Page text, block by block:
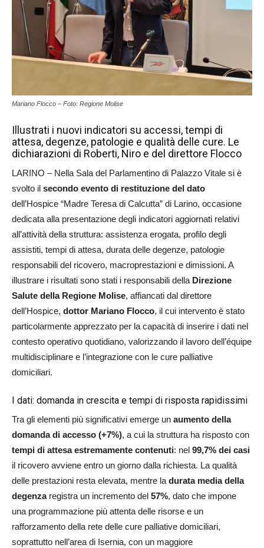
Mariano Flocco – Foto: Regione Molise
Illustrati i nuovi indicatori su accessi, tempi di
attesa, degenze, patologie e qualità delle cure. Le
dichiarazioni di Roberti, Niro e del direttore Flocco
LARINO – Nella Sala del Parlamentino di Palazzo Vitale si è
svolto il secondo evento di restituzione del dato
dell’Hospice “Madre Teresa di Calcutta” di Larino, occasione
dedicata alla presentazione degli indicatori aggiornati relativi
all’attività della struttura: assistenza erogata, profilo degli
assistiti, tempi di attesa, durata delle degenze, patologie
responsabili del ricovero, macroprestazioni e dimissioni. A
illustrare i risultati sono stati i responsabili della Direzione
Salute della Regione Molise, affiancati dal direttore
dell’Hospice, dottor Mariano Flocco, il cui intervento è stato
particolarmente apprezzato per la capacità di inserire i dati nel
contesto operativo quotidiano, valorizzando il lavoro dell’équipe
multidisciplinare e l’integrazione con le cure palliative
domiciliari.
I dati: domanda in crescita e tempi di risposta rapidissimi
Tra gli elementi più significativi emerge un aumento della
domanda di accesso (+7%), a cui la struttura ha risposto con
tempi di attesa estremamente contenuti: nel 99,7% dei casi
il ricovero avviene entro un giorno dalla richiesta. La qualità
delle prestazioni resta elevata, mentre ladurata media della
degenzaregistra un incremento del 57%, dato che impone
una programmazione più attenta delle risorse e un
rafforzamento della rete delle cure palliative domiciliari,
soprattutto nell’area di Isernia, con un maggiore